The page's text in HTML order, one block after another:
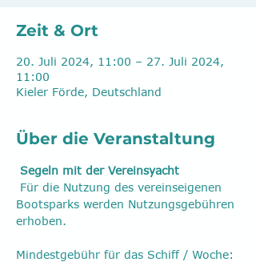
Zeit & Ort
20. Juli 2024, 11:00 – 27. Juli 2024,
11:00
Kieler Förde, Deutschland
Über die Veranstaltung
Segeln mit der Vereinsyacht
Für die Nutzung des vereinseigenen
Bootsparks werden Nutzungsgebühren
erhoben.
Mindestgebühr für das Schiff / Woche: